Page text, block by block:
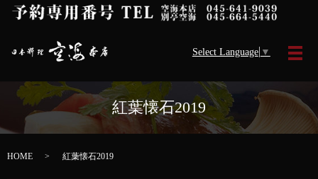
Select Language ▼
メ
紅葉懐石2019
HOME 紅葉懐石2019